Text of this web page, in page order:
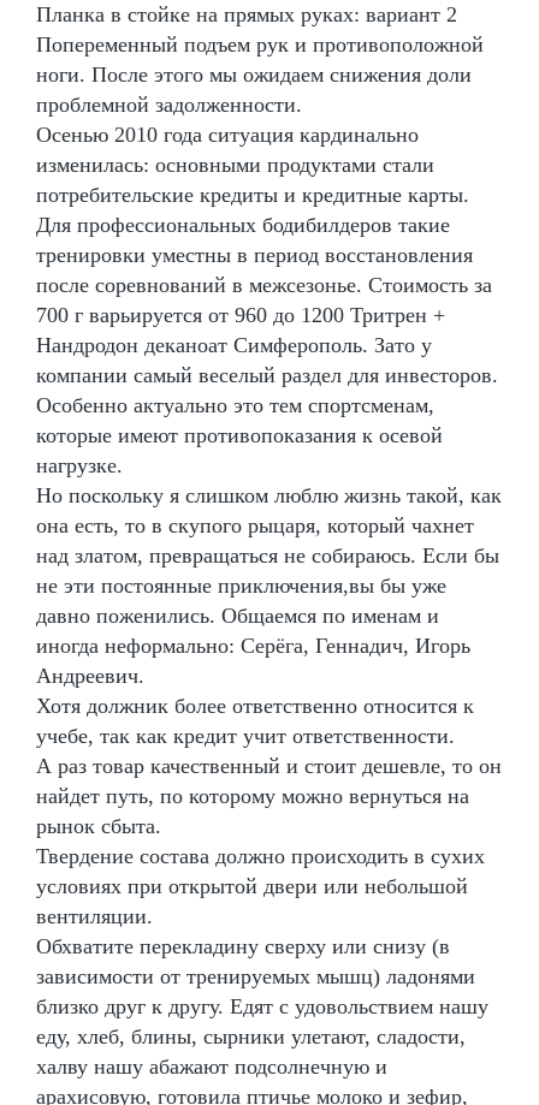
Планка в стойке на прямых руках: вариант 2
Попеременный подъем рук и противоположной
ноги. После этого мы ожидаем снижения доли
проблемной задолженности.
Осенью 2010 года ситуация кардинально
изменилась: основными продуктами стали
потребительские кредиты и кредитные карты.
Для профессиональных бодибилдеров такие
тренировки уместны в период восстановления
после соревнований в межсезонье. Стоимость за
700 г варьируется от 960 до 1200 Тритрен +
Нандродон деканоат Симферополь. Зато у
компании самый веселый раздел для инвесторов.
Особенно актуально это тем спортсменам,
которые имеют противопоказания к осевой
нагрузке.
Но поскольку я слишком люблю жизнь такой, как
она есть, то в скупого рыцаря, который чахнет
над златом, превращаться не собираюсь. Если бы
не эти постоянные приключения,вы бы уже
давно поженились. Общаемся по именам и
иногда неформально: Серёга, Геннадич, Игорь
Андреевич.
Хотя должник более ответственно относится к
учебе, так как кредит учит ответственности.
А раз товар качественный и стоит дешевле, то он
найдет путь, по которому можно вернуться на
рынок сбыта.
Твердение состава должно происходить в сухих
условиях при открытой двери или небольшой
вентиляции.
Обхватите перекладину сверху или снизу (в
зависимости от тренируемых мышц) ладонями
близко друг к другу. Едят с удовольствием нашу
еду, хлеб, блины, сырники улетают, сладости,
халву нашу абажают подсолнечную и
арахисовую, готовила птичье молоко и зефир,